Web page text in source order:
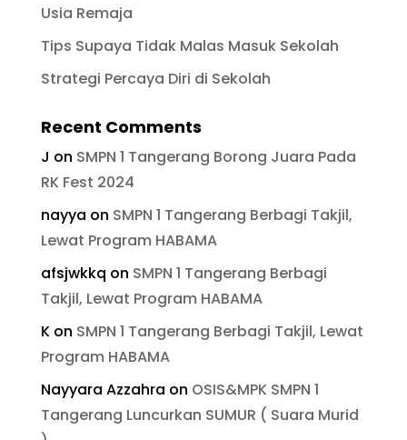
Usia Remaja
Tips Supaya Tidak Malas Masuk Sekolah
Strategi Percaya Diri di Sekolah
Recent Comments
J on SMPN 1 Tangerang Borong Juara Pada
RK Fest 2024
nayya on SMPN 1 Tangerang Berbagi Takjil,
Lewat Program HABAMA
afsjwkkq on SMPN 1 Tangerang Berbagi
Takjil, Lewat Program HABAMA
Kon SMPN 1 Tangerang Berbagi Takjil, Lewat
Program HABAMA
Nayyara Azzahra on OSIS&MPK SMPN 1
Tangerang Luncurkan SUMUR ( Suara Murid